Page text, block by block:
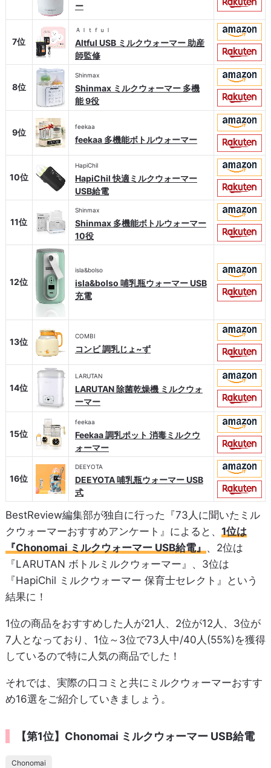
ー
7位
Ａｌｔｆｕｌ
Altful USB ミルクウォーマー 助産
師監修
8位
Shinmax
Shinmax ミルクウォーマー 多機
能 9役
9位
feekaa
feekaa 多機能ボトルウォーマー
10位
HapiChil
HapiChil 快適ミルクウォーマー
USB給電
11位
Shinmax
Shinmax 多機能ボトルウォーマー
10役
12位
isla&bolso
isla&bolso 哺乳瓶ウォーマー USB
充電
13位
COMBI
コンビ 調乳じょ~ず
14位
LARUTAN
LARUTAN 除菌乾燥機 ミルクウォ
ーマー
15位
feekaa
Feekaa 調乳ポット 消毒ミルクウ
ォーマー
16位
DEEYOTA
DEEYOTA 哺乳瓶ウォーマー USB
式
BestReview編集部が独自に行った『73人に聞いたミル
クウォーマーおすすめアンケート』によると、 1位は
『Chonomai ミルクウォーマー USB給電』 、2位は
『LARUTAN ボトルミルクウォーマー』、3位は
『HapiChil ミルクウォーマー 保育士セレクト』という
結果に！
1位の商品をおすすめした人が21人、2位が12人、3位が
7人となっており、1位～3位で73人中/40人(55%)を獲得
しているので特に人気の商品でした！
それでは、実際の口コミと共にミルクウォーマーおすす
め16選をご紹介していきましょう。
【第1位】Chonomai ミルクウォーマー USB給電
Chonomai